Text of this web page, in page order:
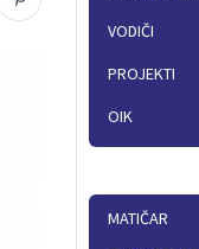
VODIČI
PROJEKTI
OIK
MATIČAR